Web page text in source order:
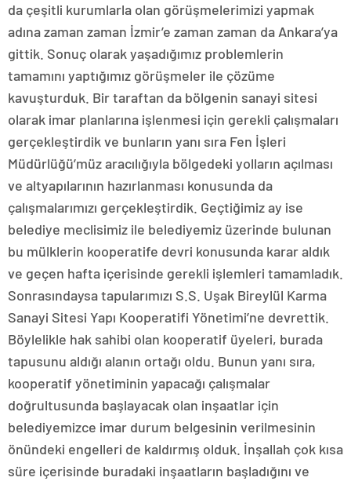
da çeşitli kurumlarla olan görüşmelerimizi yapmak
adına zaman zaman İzmir’e zaman zaman da Ankara’ya
gittik. Sonuç olarak yaşadığımız problemlerin
tamamını yaptığımız görüşmeler ile çözüme
kavuşturduk. Bir taraftan da bölgenin sanayi sitesi
olarak imar planlarına işlenmesi için gerekli çalışmaları
gerçekleştirdik ve bunların yanı sıra Fen İşleri
Müdürlüğü’müz aracılığıyla bölgedeki yolların açılması
ve altyapılarının hazırlanması konusunda da
çalışmalarımızı gerçekleştirdik. Geçtiğimiz ay ise
belediye meclisimiz ile belediyemiz üzerinde bulunan
bu mülklerin kooperatife devri konusunda karar aldık
ve geçen hafta içerisinde gerekli işlemleri tamamladık.
Sonrasındaysa tapularımızı S.S. Uşak Bireylül Karma
Sanayi Sitesi Yapı Kooperatifi Yönetimi’ne devrettik.
Böylelikle hak sahibi olan kooperatif üyeleri, burada
tapusunu aldığı alanın ortağı oldu. Bunun yanı sıra,
kooperatif yönetiminin yapacağı çalışmalar
doğrultusunda başlayacak olan inşaatlar için
belediyemizce imar durum belgesinin verilmesinin
önündeki engelleri de kaldırmış olduk. İnşallah çok kısa
süre içerisinde buradaki inşaatların başladığını ve